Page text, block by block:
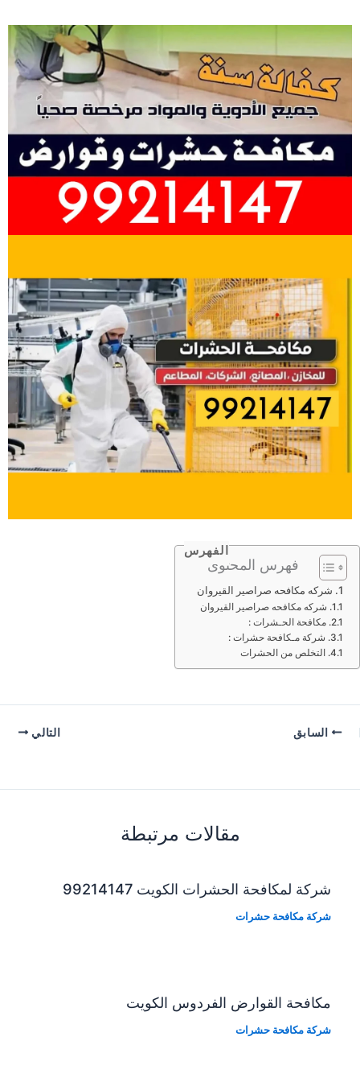
الفهرس
فهرس المحتوى
شركه مكافحه صراصير القيروان
شركه مكافحه صراصير القيروان
مكافحة الحـشرات :
شركة مـكافحة حشرات :
التخلص من الحشرات
السابق التالي
مقالات مرتبطة
شركة لمكافحة الحشرات الكويت 99214147
شركة مكافحة حشرات
مكافحة القوارض الفردوس الكويت
شركة مكافحة حشرات